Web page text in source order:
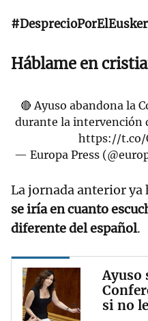
Háblame en
🔴 Ayuso abandona la
durante la intervención
https://t.co/
— Europa Press
La jornada anterior ya
se iría en cuanto
diferente del español.
Ayuso
si no